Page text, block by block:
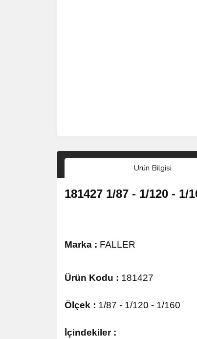
Ürün Bilgisi
181427 1/87 - 1/120 - 1/
Marka : FALLER
Ürün Kodu : 181427
Ölçek : 1/87 - 1/120 - 1/160
İçindekiler :